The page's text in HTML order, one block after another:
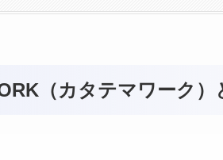
（カタテマワーク）